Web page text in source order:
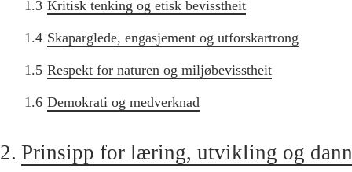
1.3 Kritisk tenking og etisk bevisstheit
1.4 Skaparglede, engasjement og utforskartrong
1.5 Respekt for naturen og miljøbevisstheit
1.6 Demokrati og medverknad
2. Prinsipp for læring, utvikling og